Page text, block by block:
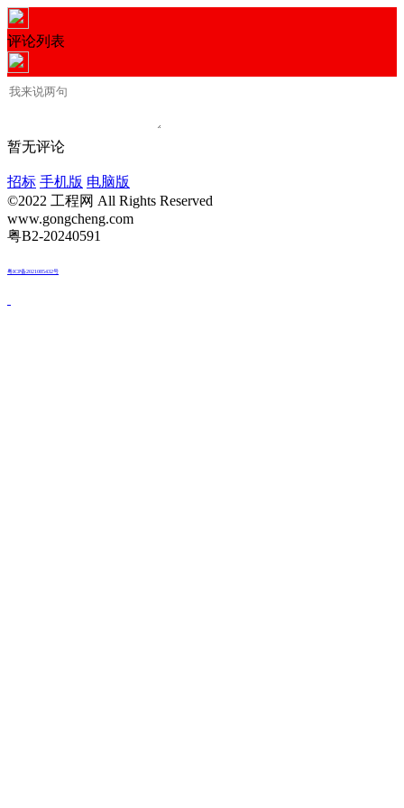
评论列表
暂无评论
招标 手机版 电脑版
©2022 工程网 All Rights Reserved
www.gongcheng.com
粤B2-20240591
粤ICP备2021085432号